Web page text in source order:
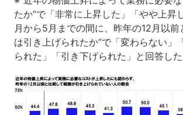
たか”で「非常に上昇した」「やや上昇
月から5月までの間に、昨年の12月以前
は引き上げられたか”で「変わらない」
られた」「引き下げられた」と回答し